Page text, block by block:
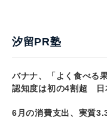
汐留PR塾
バナナ、「よく食べる
認知度は初の4割超 日
6月の消費支出、実質